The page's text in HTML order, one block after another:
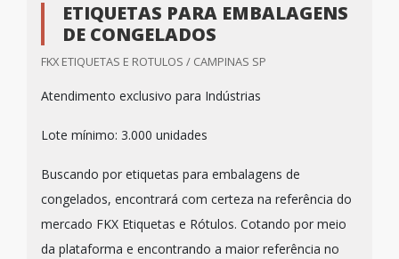
ETIQUETAS PARA EMBALAGENS
DE CONGELADOS
FKX ETIQUETAS E ROTULOS / CAMPINAS SP
Atendimento exclusivo para Indústrias
Lote mínimo: 3.000 unidades
Buscando por etiquetas para embalagens de
congelados, encontrará com certeza na referência do
mercado FKX Etiquetas e Rótulos. Cotando por meio
da plataforma e encontrando a maior referência no